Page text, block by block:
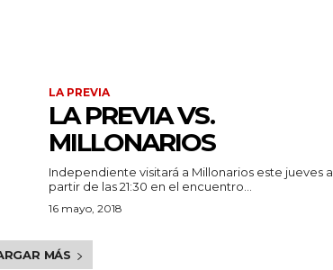
LA PREVIA
LA PREVIA VS.
MILLONARIOS
Independiente visitará a Millonarios este jueves a
partir de las 21:30 en el encuentro...
16 mayo, 2018
MÁS